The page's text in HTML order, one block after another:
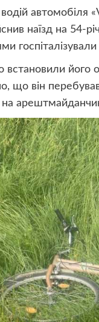
автомобіля
наїзд на 54-
госпіталізували
встановили
що він